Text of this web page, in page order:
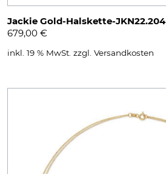
Jackie Gold-Halskette-JKN22.204
679,00 €
inkl. 19 % MwSt. zzgl. Versandkosten